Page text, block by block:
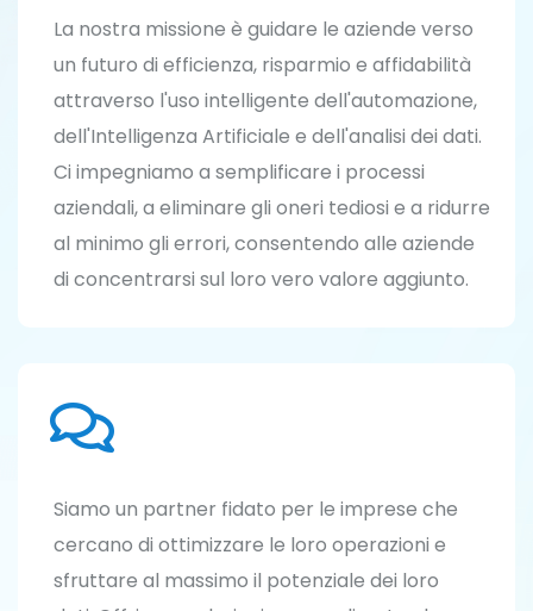
La nostra missione è guidare le aziende verso
un futuro di efficienza, risparmio e affidabilità
attraverso l'uso intelligente dell'automazione,
dell'Intelligenza Artificiale e dell'analisi dei dati.
Ci impegniamo a semplificare i processi
aziendali, a eliminare gli oneri tediosi e a ridurre
al minimo gli errori, consentendo alle aziende
di concentrarsi sul loro vero valore aggiunto.
Siamo un partner fidato per le imprese che
cercano di ottimizzare le loro operazioni e
sfruttare al massimo il potenziale dei loro